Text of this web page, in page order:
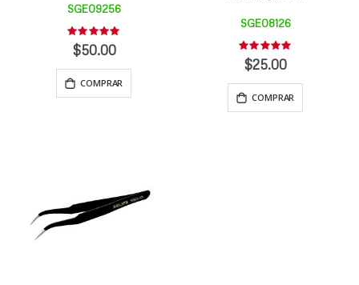
SGE09256
Rating:
0%
$50.00
COMPRAR
SGE08126
Rating:
0%
$25.00
COMPRAR